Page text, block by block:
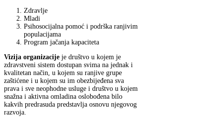
Zdravlje
Mladi
Psihosocijalna pomoć i podrška ranjivim
populacijama
Program jačanja kapaciteta
Vizija organizacije je društvo u kojem je
zdravstveni sistem dostupan svima na jednak i
kvalitetan način, u kojem su ranjive grupe
zaštićene i u kojem su im obezbijeđena sva
prava i sve neophodne usluge i društvo u kojem
snažna i aktivna omladina oslobođena bilo
kakvih predrasuda predstavlja osnovu njegovog
razvoja.